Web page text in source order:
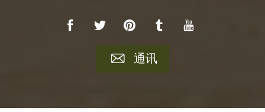
通讯